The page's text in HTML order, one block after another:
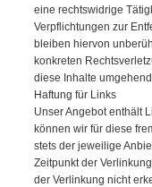
eine rechtswidrige
Verpflichtungen zur
bleiben hiervon
konkreten
diese Inhalte umgehend
Haftung für Links
Unser Angebot enthält
können wir für diese
stets der jeweilige
Zeitpunkt der
der Verlinkung nicht